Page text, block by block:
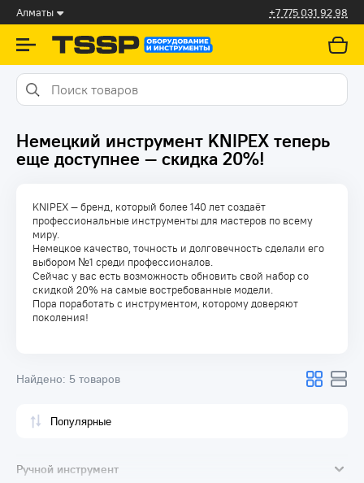
Алматы +7 775 031 92 98
Немецкий инструмент KNIPEX теперь
еще доступнее — скидка 20%!
KNIPEX — бренд, который более 140 лет создаёт
профессиональные инструменты для мастеров по всему
миру.
Немецкое качество, точность и долговечность сделали его
выбором №1 среди профессионалов.
Сейчас у вас есть возможность обновить свой набор со
скидкой 20% на самые востребованные модели.
Пора поработать с инструментом, которому доверяют
поколения!
Найдено: 5 товаров
Ручной инструмент